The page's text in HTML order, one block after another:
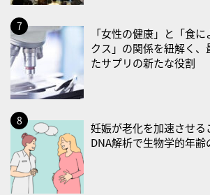
2026/08/31(月)
・菜の日
・血管内破砕術（IVL）の日
2026/09/01(火)
・がん征圧月間
・世界アルツハイマー月間
・健康増進普及月間
・歯ヂカラ探究月間
・職場の健康診断実施強化月間
「女性の健康」と「食
クス」の関係を紐解く
たサプリの新たな役割
妊娠が老化を加速させる
DNA解析で生物学的年